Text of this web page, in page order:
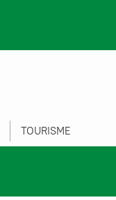
TOURISME